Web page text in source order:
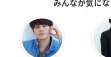
みんなが気に